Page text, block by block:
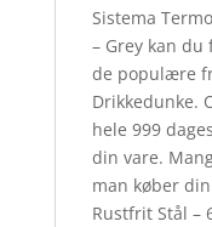
Sistema
– Grey kan
de populære
Drikkedunke.
hele 999
din vare.
man køber
Rustfrit Stål –